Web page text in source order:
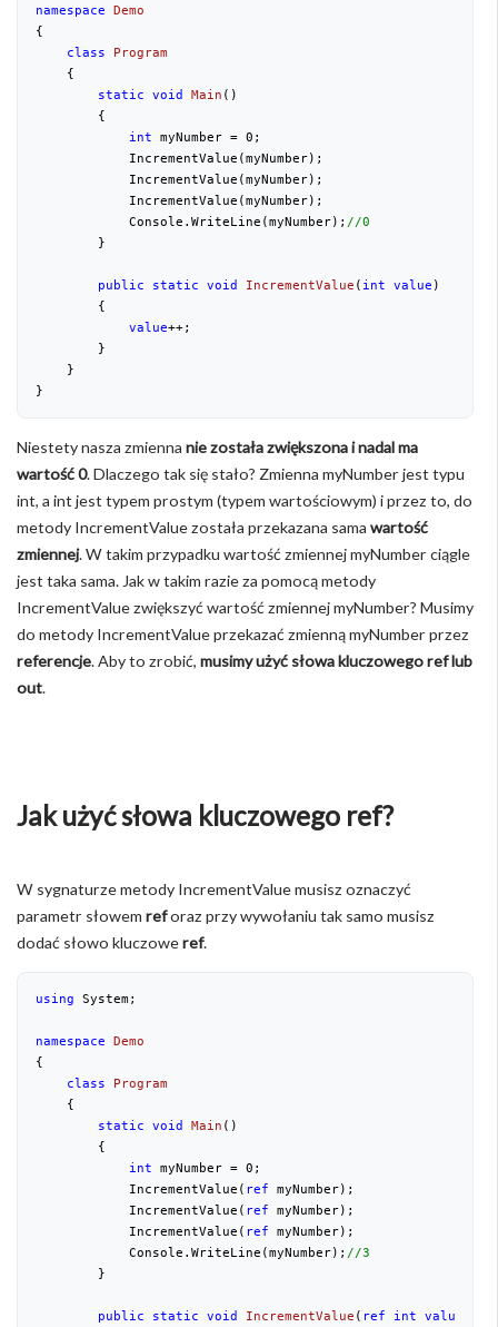
namespace Demo
{
class
Program
    {
static void Main ( )
{
int myNumber = 0 ;
            IncrementValue(myNumber);
            IncrementValue(myNumber);
            IncrementValue(myNumber);
            Console.WriteLine(myNumber);
//0
        }
public static void IncrementValue ( int value )
{
value++;
        }
    }
}
Niestety nasza zmienna nie została zwiększona i nadal ma
wartość 0. Dlaczego tak się stało? Zmienna myNumber jest typu
int, a int jest typem prostym (typem wartościowym) i przez to, do
metody IncrementValue została przekazana sama wartość
zmiennej. W takim przypadku wartość zmiennej myNumber ciągle
jest taka sama. Jak w takim razie za pomocą metody
IncrementValue zwiększyć wartość zmiennej myNumber? Musimy
do metody IncrementValue przekazać zmienną myNumber przez
referencje. Aby to zrobić, musimy użyć słowa kluczowego ref lub
out.
Jak użyć słowa kluczowego ref?
W sygnaturze metody IncrementValue musisz oznaczyć
parametr słowem reforaz przy wywołaniu tak samo musisz
dodać słowo kluczoweref.
using System;
namespace Demo
{
class
Program
    {
static void Main ( )
{
int myNumber = 0 ;
            IncrementValue(
ref myNumber);
            IncrementValue(
ref myNumber);
            IncrementValue(
ref myNumber);
            Console.WriteLine(myNumber);
//3
        }
public static void IncrementValue ( ref int value